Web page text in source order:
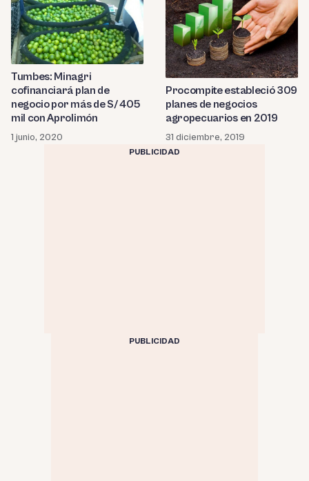
Tumbes: Minagri
cofinanciará plan de
negocio por más de S/ 405
mil con Aprolimón
1 junio, 2020
Procompite estableció 309
planes de negocios
agropecuarios en 2019
31 diciembre, 2019
PUBLICIDAD
PUBLICIDAD